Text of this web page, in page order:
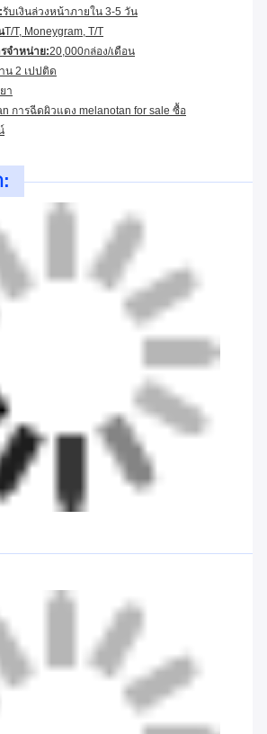
รับเงินล่วงหน้าภายใน 3-5 วัน
T/T, Moneygram, T/T
จําหน่าย:20,000กล่อง/เดือน
น 2 เปปติด
า
การฉีดผิวแดง melanotan for sale ซื้อ